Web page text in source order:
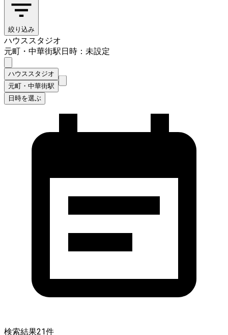
絞り込み
ハウススタジオ
元町・中華街駅日時：未設定
ハウススタジオ
元町・中華街駅
日時を選ぶ
検索結果21件